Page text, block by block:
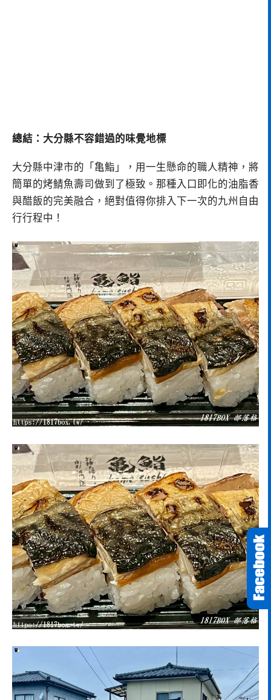
總結：大分縣不容錯過的味覺地標
大分縣中津市的「亀鮨」，用一生懸命的職人精神，將
簡單的烤鯖魚壽司做到了極致。那種入口即化的油脂香
與醋飯的完美融合，絕對值得你排入下一次的九州自由
行行程中！